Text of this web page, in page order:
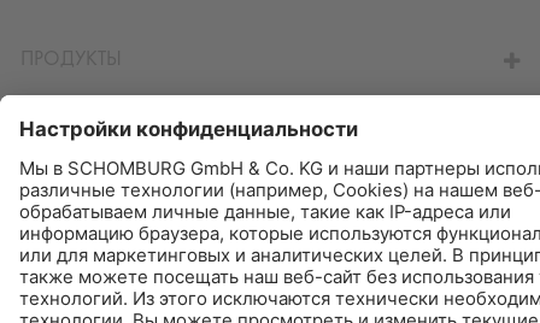
НАЙТИ - КУПИТЬ - ИНФОРМИРУЕТ
© Schomburg.Импрессум|Информация по защите данных для посетителей сайта
Дизайн и реализация +| LOUIS INTERNET